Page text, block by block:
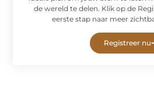
de wereld te delen. Klik op de
eerste stap naar meer
Registreer nu